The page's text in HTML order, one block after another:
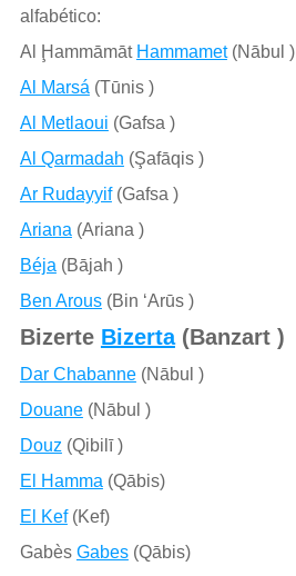
alfabético:
Al Ḩammāmāt Hammamet(Nābul )
Al Marsá (Tūnis )
Al Metlaoui (Gafsa )
Al Qarmadah (Şafāqis )
Ar Rudayyif(Gafsa )
Ariana (Ariana )
Béja (Bājah )
Ben Arous(Bin ‘Arūs )
Bizerte Bizerta(Banzart )
Dar Chabanne(Nābul )
Douane(Nābul )
Douz (Qibilī )
El Hamma (Qābis)
El Kef(Kef)
Gabès Gabes(Qābis)